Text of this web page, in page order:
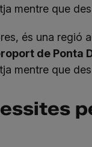
mentre que
és una
de Ponta
mentre que